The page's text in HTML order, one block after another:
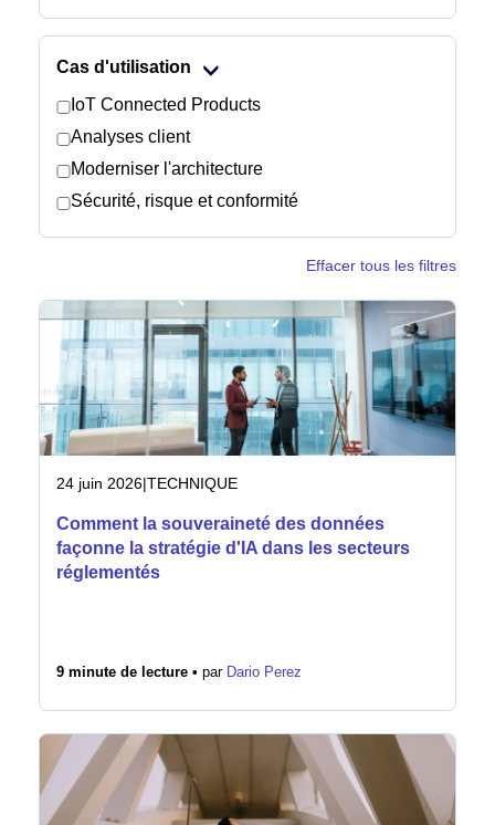
Cas d'utilisation
IoT Connected Products
Analyses client
Moderniser l'architecture
Sécurité, risque et conformité
Effacer tous les filtres
24 juin 2026|TECHNIQUE
Comment la souveraineté des données
façonne la stratégie d'IA dans les secteurs
réglementés
9 minute de lecture • par Dario Perez